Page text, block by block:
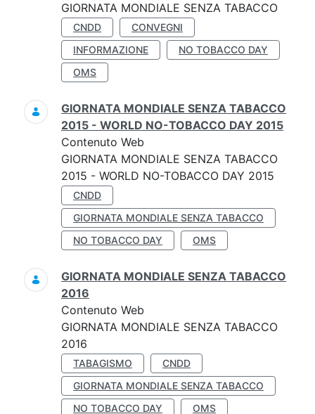
GIORNATA MONDIALE SENZA TABACCO
CNDD
CONVEGNI
INFORMAZIONE
NO TOBACCO DAY
OMS
GIORNATA MONDIALE SENZA TABACCO
2015 - WORLD NO-TOBACCO DAY 2015
Contenuto Web
GIORNATA MONDIALE SENZA TABACCO
2015 - WORLD NO-TOBACCO DAY 2015
CNDD
GIORNATA MONDIALE SENZA TABACCO
NO TOBACCO DAY
OMS
GIORNATA MONDIALE SENZA TABACCO
2016
Contenuto Web
GIORNATA MONDIALE SENZA TABACCO
2016
TABAGISMO
CNDD
GIORNATA MONDIALE SENZA TABACCO
NO TOBACCO DAY
OMS